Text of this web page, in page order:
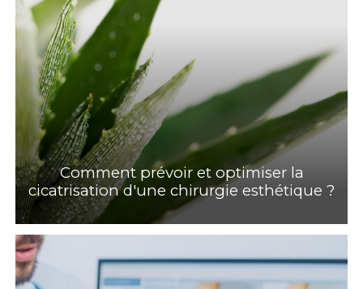
Comment prévoir et optimiser la
cicatrisation d'une chirurgie esthétique ?